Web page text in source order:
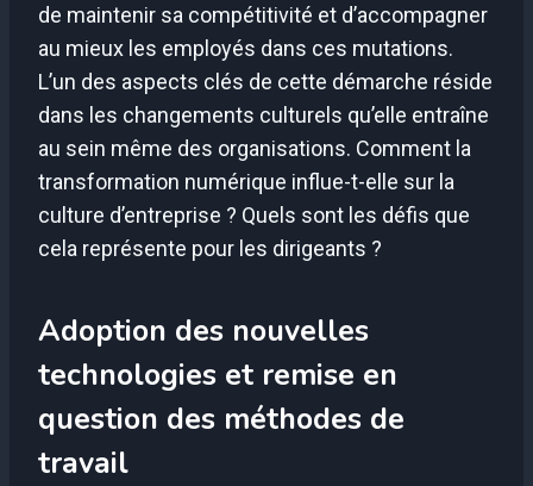
de maintenir sa compétitivité et d’accompagner
au mieux les employés dans ces mutations.
L’un des aspects clés de cette démarche réside
dans les changements culturels qu’elle entraîne
au sein même des organisations. Comment la
transformation numérique influe-t-elle sur la
culture d’entreprise ? Quels sont les défis que
cela représente pour les dirigeants ?
Adoption des nouvelles
technologies et remise en
question des méthodes de
travail